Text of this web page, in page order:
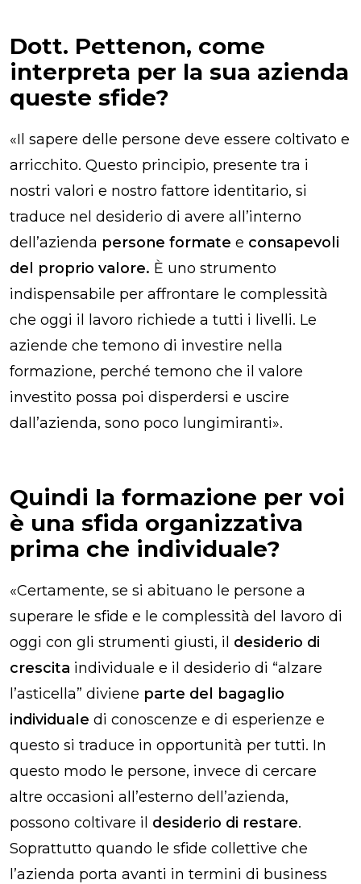
Dott. Pettenon, come
interpreta per la sua azienda
queste sfide?
«Il sapere delle persone deve essere coltivato e
arricchito. Questo principio, presente tra i
nostri valori e nostro fattore identitario, si
traduce nel desiderio di avere all’interno
dell’azienda persone formate e consapevoli
del proprio valore. È uno strumento
indispensabile per affrontare le complessità
che oggi il lavoro richiede a tutti i livelli. Le
aziende che temono di investire nella
formazione, perché temono che il valore
investito possa poi disperdersi e uscire
dall’azienda, sono poco lungimiranti».
Quindi la formazione per voi
è una sfida organizzativa
prima che individuale?
«Certamente, se si abituano le persone a
superare le sfide e le complessità del lavoro di
oggi con gli strumenti giusti, il desiderio di
crescita individuale e il desiderio di “alzare
l’asticella” diviene parte del bagaglio
individuale di conoscenze e di esperienze e
questo si traduce in opportunità per tutti. In
questo modo le persone, invece di cercare
altre occasioni all’esterno dell’azienda,
possono coltivare il desiderio di restare.
Soprattutto quando le sfide collettive che
l’azienda porta avanti in termini di business